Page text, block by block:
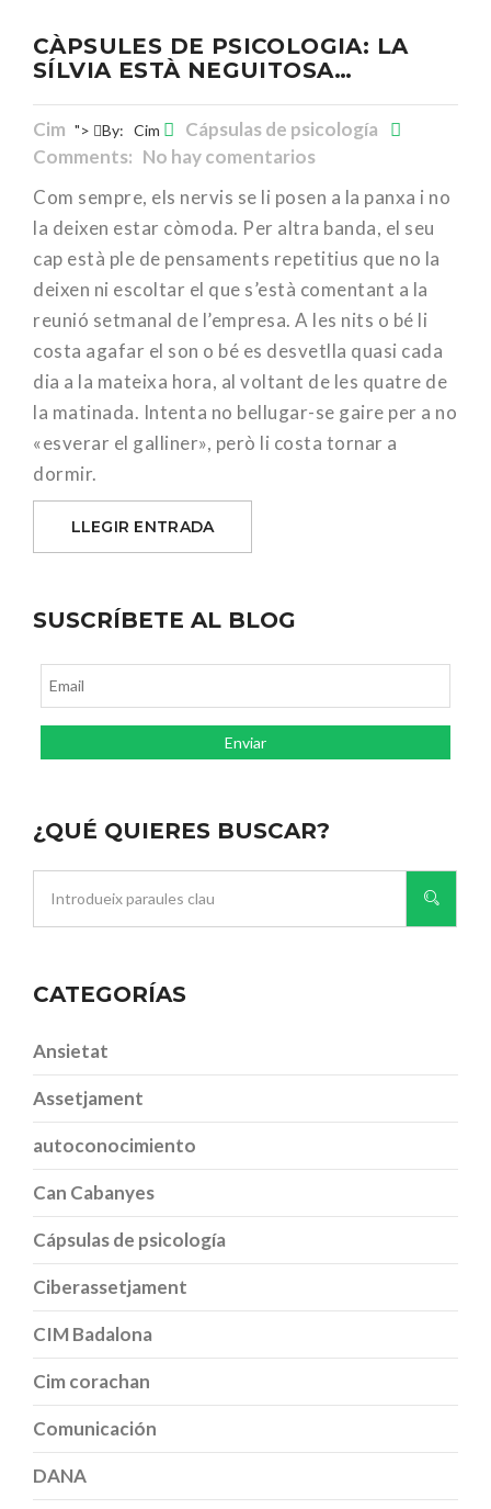
CÀPSULES DE PSICOLOGIA: LA
SÍLVIA ESTÀ NEGUITOSA…
Cim "> By: Cim
Cápsulas de psicología
Comments: No hay comentarios
Com sempre, els nervis se li posen a la panxa i no
la deixen estar còmoda. Per altra banda, el seu
cap està ple de pensaments repetitius que no la
deixen ni escoltar el que s’està comentant a la
reunió setmanal de l’empresa. A les nits o bé li
costa agafar el son o bé es desvetlla quasi cada
dia a la mateixa hora, al voltant de les quatre de
la matinada. Intenta no bellugar-se gaire per a no
«esverar el galliner», però li costa tornar a
dormir.
LLEGIR ENTRADA
SUSCRÍBETE AL BLOG
¿QUÉ QUIERES BUSCAR?
CATEGORÍAS
Ansietat
Assetjament
autoconocimiento
Can Cabanyes
Cápsulas de psicología
Ciberassetjament
CIM Badalona
Cim corachan
Comunicación
DANA